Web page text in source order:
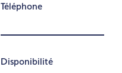
Téléphone
Disponibilité